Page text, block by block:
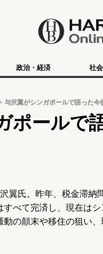
政治・経済 社会
与沢翼がシンガポールで語った今
ポールで
翼氏。昨年、税金滞
べて完済し、現在は
の顛末や移住の狙い